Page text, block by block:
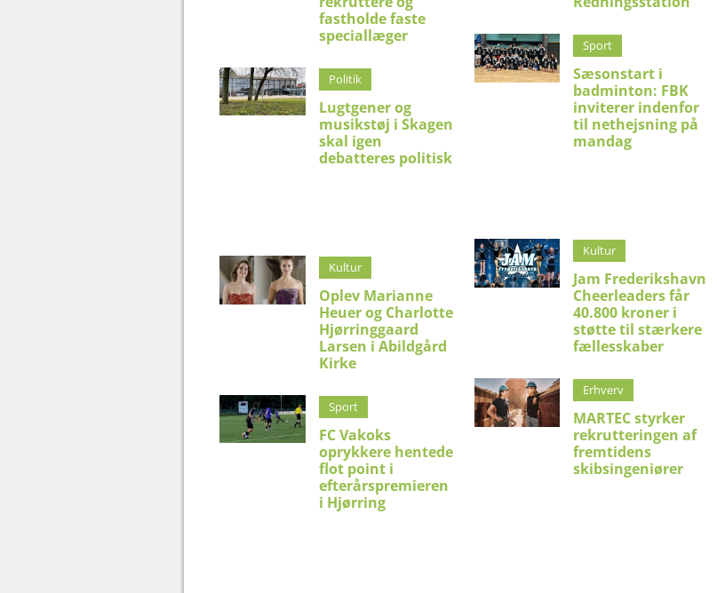
fastholde faste
speciallæger
Politik
Lugtgener og
musikstøj i Skagen
skal igen
debatteres politisk
Kultur
Oplev Marianne
Heuer og Charlotte
Hjørringgaard
Larsen i Abildgård
Kirke
Sport
FC Vakoks
oprykkere hentede
flot point i
efterårspremieren
i Hjørring
Sport
Sæsonstart i
badminton: FBK
inviterer indenfor
til nethejsning på
mandag
Kultur
Jam Frederikshavn
Cheerleaders får
40.800 kroner i
støtte til stærkere
fællesskaber
Erhverv
MARTEC styrker
rekrutteringen af
fremtidens
skibsingeniører